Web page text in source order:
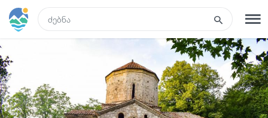
შესვლა
ტურები